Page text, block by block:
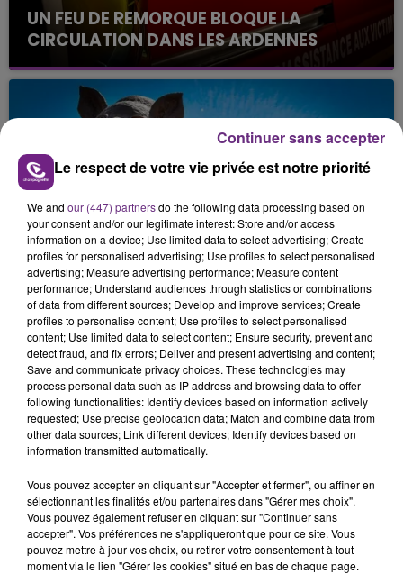
UN FEU DE REMORQUE BLOQUE LA
CIRCULATION DANS LES ARDENNES
Un feu de remorque s'est déclaré ce mercredi en
fin de matinée sur l'A34.
VENEZ FÊTER CE WEEK-END
L'ANNIVERSAIRE DE WOINIC
Ce samedi 8 août sera un grand jour :
l'anniversaire du plus gros sanglier du monde.
Une fête est donc organisée et vous êtes tous
conviés !
TITRES DIFFUSÉS
8h05
8h05 7h58
7h58
Le respect de votre vie privée est notre priorité
We and our (447) partnersdo the following data processing based on
your consent and/or our legitimate interest: Store and/or access
information on a device; Use limited data to select advertising; Create
profiles for personalised advertising; Use profiles to select personalised
advertising; Measure advertising performance; Measure content
performance; Understand audiences through statistics or combinations
of data from different sources; Develop and improve services; Create
profiles to personalise content; Use profiles to select personalised
content; Use limited data to select content; Ensure security, prevent and
detect fraud, and fix errors; Deliver and present advertising and content;
Save and communicate privacy choices. These technologies may
process personal data such as IP address and browsing data to offer
following functionalities: Identify devices based on information actively
requested; Use precise geolocation data; Match and combine data from
other data sources; Link different devices; Identify devices based on
information transmitted automatically.
Vous pouvez accepter en cliquant sur "Accepter et fermer", ou affiner en
sélectionnant les finalités et/ou partenaires dans "Gérer mes choix".
Vous pouvez également refuser en cliquant sur "Continuer sans
accepter". Vos préférences ne s'appliqueront que pour ce site. Vous
pouvez mettre à jour vos choix, ou retirer votre consentement à tout
moment via le lien "Gérer les cookies" situé en bas de chaque page.
Continuer sans accepter